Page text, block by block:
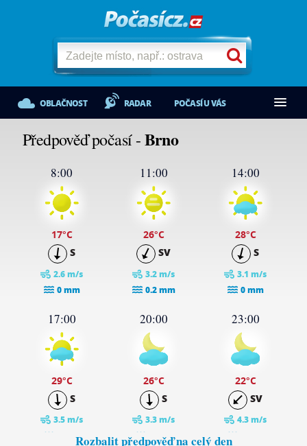
OBLAČNOST RADAR POČASÍ U VÁS
Předpověď počasí -Brno
8:00
17°C
S
2.6 m/s
0 mm
11:00
26°C
SV
3.2 m/s
0.2 mm
14:00
28°C
S
3.1 m/s
0 mm
17:00
29°C
S
3.5 m/s
0 mm
20:00
26°C
S
3.3 m/s
0 mm
23:00
22°C
SV
4.3 m/s
Rozbalit předpověď na celý den